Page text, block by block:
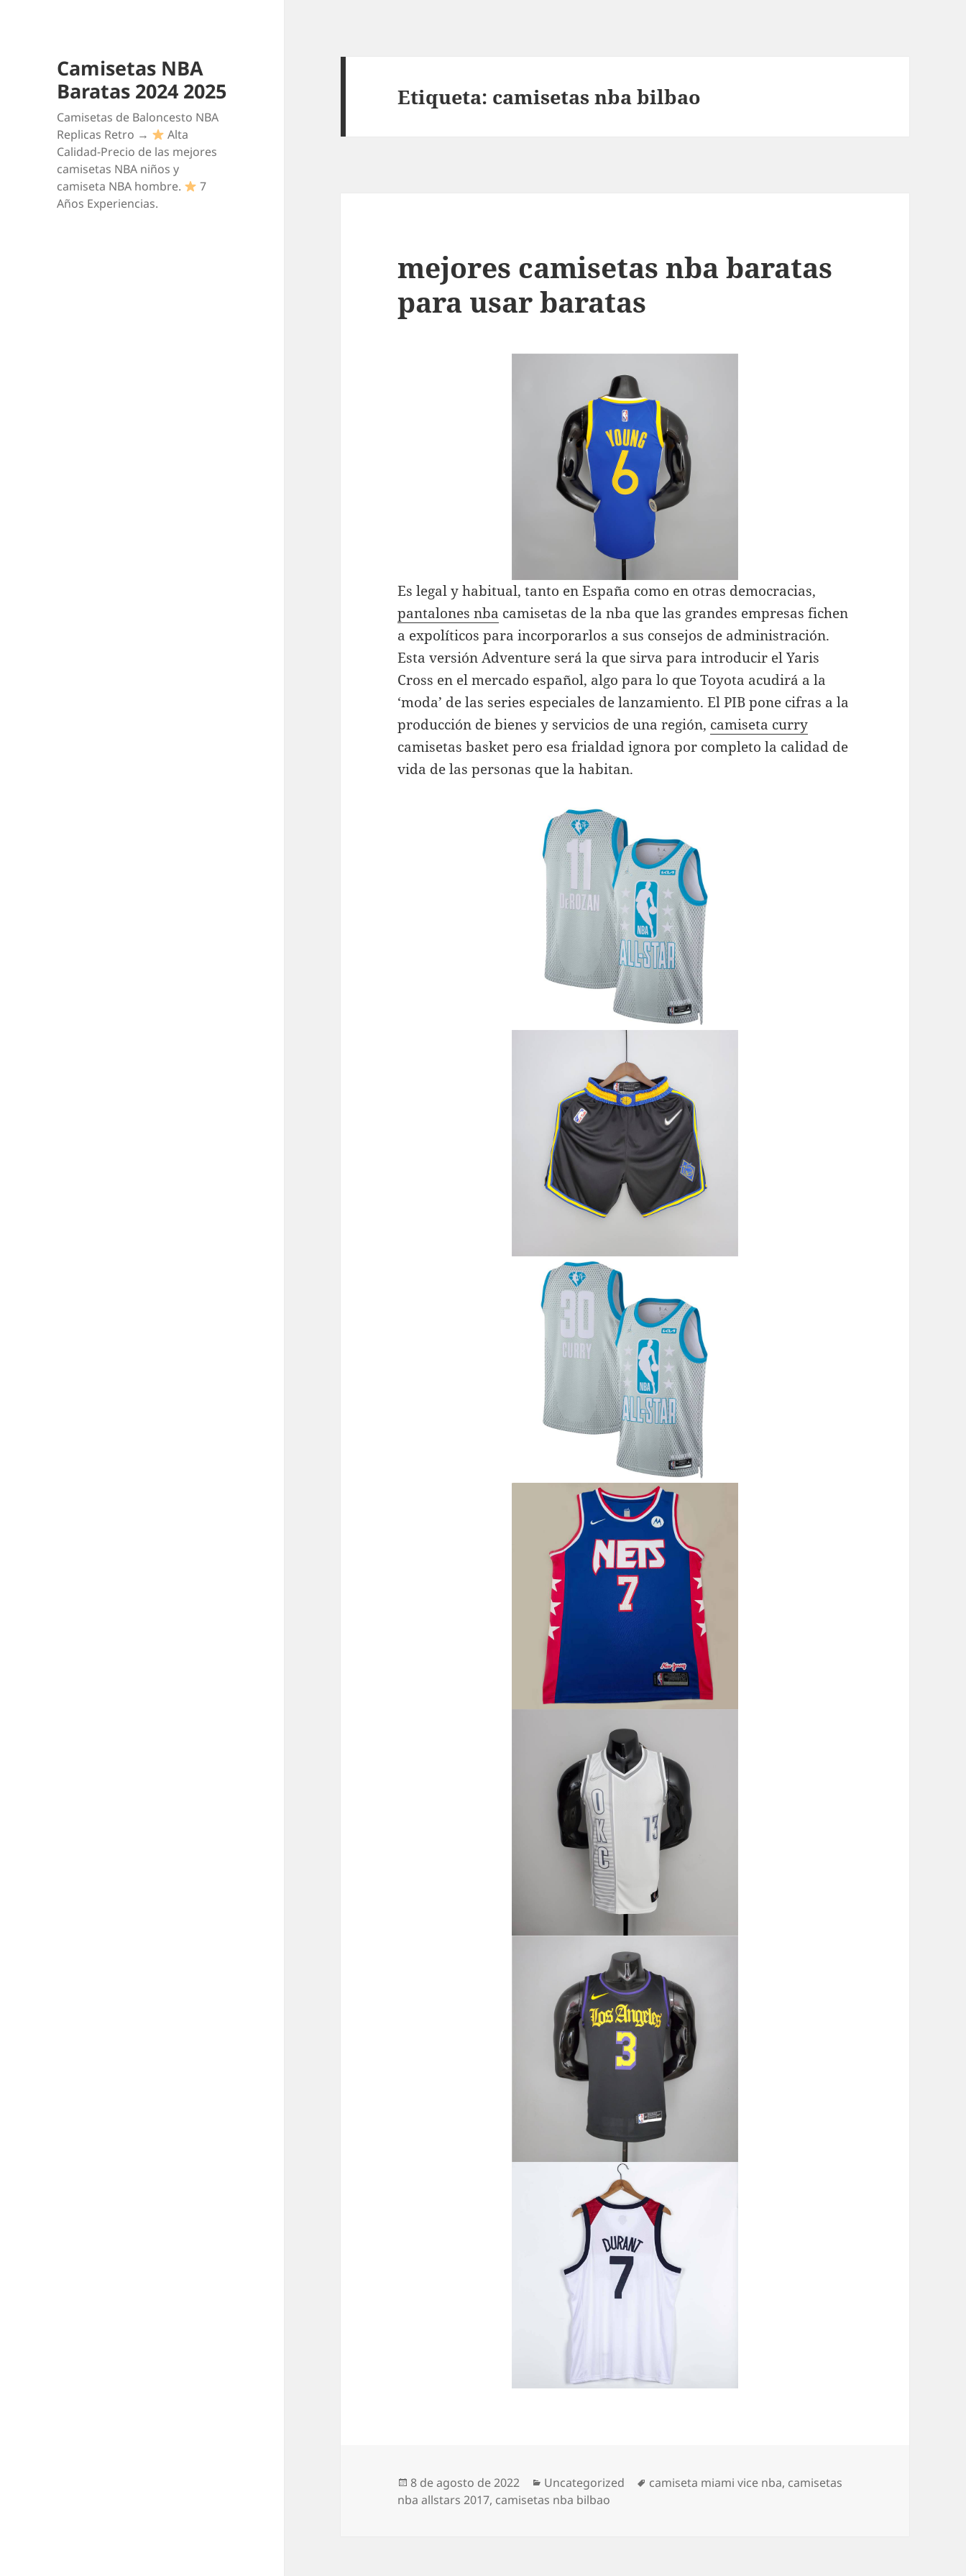
Camisetas NBA
Baratas 2024 2025
Camisetas de Baloncesto NBA
Replicas Retro →
Alta
Calidad-Precio de las mejores
camisetas NBA niños y
camiseta NBA hombre.
7
Años Experiencias.
Etiqueta: camisetas nba bilbao
mejores camisetas nba baratas
para usar baratas
Es legal y habitual, tanto en España como en otras democracias,
pantalones nba camisetas de la nba que las grandes empresas fichen
a expolíticos para incorporarlos a sus consejos de administración.
Esta versión Adventure será la que sirva para introducir el Yaris
Cross en el mercado español, algo para lo que Toyota acudirá a la
‘moda’ de las series especiales de lanzamiento. El PIB pone cifras a la
producción de bienes y servicios de una región, camiseta curry
camisetas basket pero esa frialdad ignora por completo la calidad de
vida de las personas que la habitan.
Publicado
el
8 de agosto de 2022 Categorías
Uncategorized Etiquetas
camiseta miami vice nba, camisetas
nba allstars 2017, camisetas nba bilbao